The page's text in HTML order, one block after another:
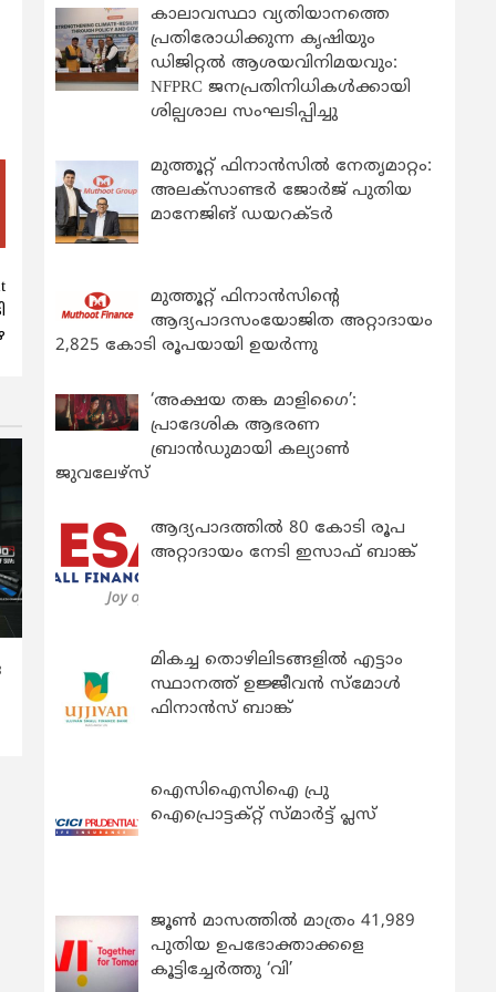
കാലാവസ്ഥാ വ്യതിയാനത്തെ
പ്രതിരോധിക്കുന്ന കൃഷിയും
ഡിജിറ്റൽ ആശയവിനിമയവും:
NFPRC ജനപ്രതിനിധികൾക്കായി
ശില്പശാല സംഘടിപ്പിച്ചു
മുത്തൂറ്റ് ഫിനാൻസിൽ നേതൃമാറ്റം:
അലക്സാണ്ടർ ജോർജ് പുതിയ
മാനേജിങ് ഡയറക്ടർ
മുത്തൂറ്റ് ഫിനാൻസിന്റെ
ആദ്യപാദസംയോജിത അറ്റാദായം
2,825 കോടി രൂപയായി ഉയർന്നു
‘അക്ഷയ തങ്ക മാളിഗൈ’:
പ്രാദേശിക ആഭരണ
ബ്രാന്‍ഡുമായി കല്യാണ്‍
ജുവലേഴ്‌സ്
ആദ്യപാദത്തിൽ 80 കോടി രൂപ
അറ്റാദായം നേടി ഇസാഫ് ബാങ്ക്
മികച്ച തൊഴിലിടങ്ങളിൽ എട്ടാം
സ്ഥാനത്ത് ഉജ്ജീവൻ സ്മോൾ
ഫിനാൻസ് ബാങ്ക്
ഐസിഐസിഐ പ്രു
ഐപ്രൊട്ടക്റ്റ് സ്മാർട്ട് പ്ലസ്
ജൂൺ മാസത്തിൽ മാത്രം 41,989
പുതിയ ഉപഭോക്താക്കളെ
കൂട്ടിച്ചേർത്തു ‘വി’